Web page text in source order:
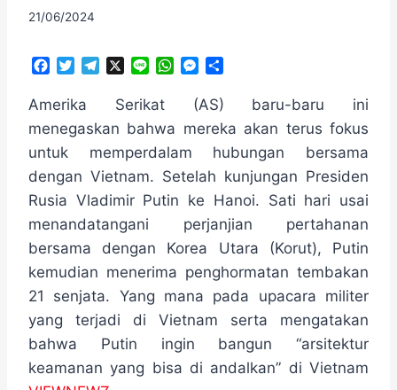
By
21/06/2024
c
b
o
o
k
i
t
r
g
r
a
n
W
s
A
p
M
s
e
g
r
e
Amerika Serikat (AS) baru-baru ini
menegaskan bahwa mereka akan terus fokus
untuk memperdalam hubungan bersama
dengan Vietnam. Setelah kunjungan Presiden
Rusia Vladimir Putin ke Hanoi. Sati hari usai
menandatangani perjanjian pertahanan
bersama dengan Korea Utara (Korut), Putin
kemudian menerima penghormatan tembakan
21 senjata. Yang mana pada upacara militer
yang terjadi di Vietnam serta mengatakan
bahwa Putin ingin bangun “arsitektur
keamanan yang bisa di andalkan” di Vietnam